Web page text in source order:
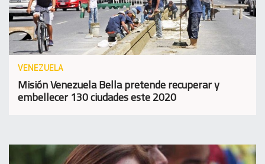
VENEZUELA
Misión Venezuela Bella pretende recuperar y
embellecer 130 ciudades este 2020